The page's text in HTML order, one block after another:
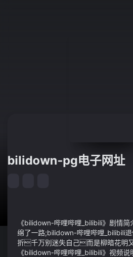
bilidown-pg电子网址
《bilidown-哔哩哔哩_bilibili》剧情
绵了一路;bilidown-哔哩哔哩_bilibili
折千万别迷失自己而是柳暗花明
《bilidown-哔哩哔哩_bilibili》视频